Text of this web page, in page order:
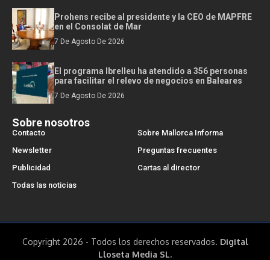
Prohens recibe al presidente y la CEO de MAPFRE
en el Consolat de Mar
7 De Agosto De 2026
El programa Ibrelleu ha atendido a 356 personas
para facilitar el relevo de negocios en Baleares
7 De Agosto De 2026
Sobre nosotros
Contacto
Sobre Mallorca Informa
Newsletter
Preguntas frecuentes
Publicidad
Cartas al director
Todas las noticias
Copyright 2026 - Todos los derechos reservados. Digital
Lloseta Media SL.